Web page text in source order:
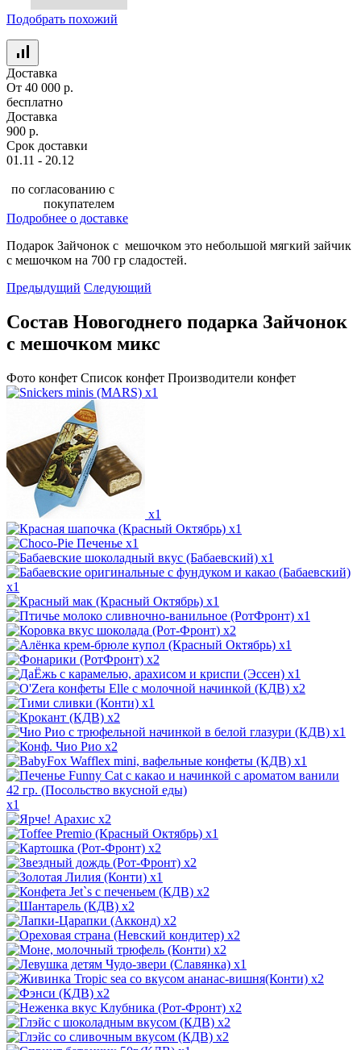
Подобрать похожий
Доставка
От 40 000 р.
бесплатно
Доставка
900 р.
Срок доставки
01.11 - 20.12
по согласованию с
покупателем
Подробнее о доставке
Подарок Зайчонок с мешочком это небольшой мягкий зайчик
с мешочком на 700 гр сладостей.
Предыдущий Следующий
Состав Новогоднего подарка Зайчонок
с мешочком микс
Фото конфет Список конфет Производители конфет
x1
x1
x1
x1
x1
x1
x1
x1
x2
x1
x2
x1
x2
x1
x2
x1
x2
x1
x1
x2
x1
x2
x2
x1
x2
x2
x2
x2
x2
x1
x2
x2
x2
x2
x2